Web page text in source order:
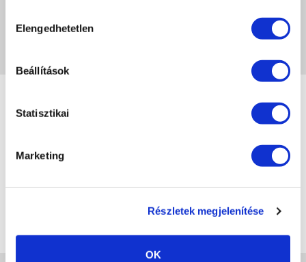
kiválasztása
Elengedhetetlen
Beállítások
Statisztikai
Marketing
Részletek megjelenítése
OK
A képeken megjelenő színek eltérhetnek a valóságtól, a monitor beállításaitól
Nails